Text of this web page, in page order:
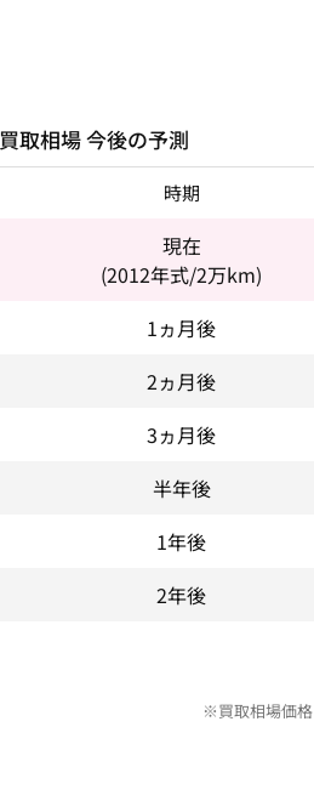
買取相場 今後の予測
時期
現在
(2012年式/2万km)
1ヵ月後
2ヵ月後
3ヵ月後
半年後
1年後
2年後
※買取相場価